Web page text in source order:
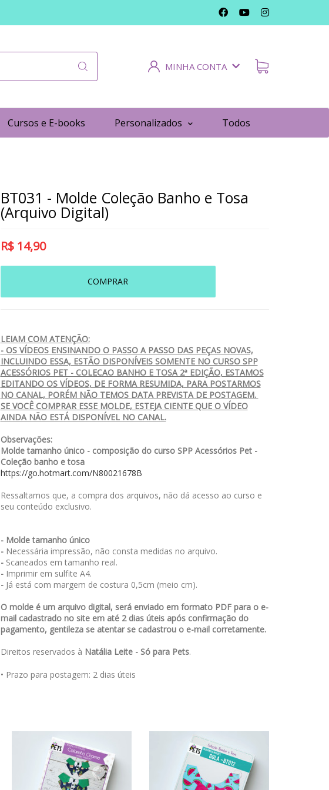
MINHA CONTA
Cursos e E-books Personalizados Todos
BT031 - Molde Coleção Banho e Tosa
(Arquivo Digital)
R$ 14,90
COMPRAR
LEIAM COM ATENÇÃO:
- OS VÍDEOS ENSINANDO O PASSO A PASSO DAS PEÇAS NOVAS,
INCLUINDO ESSA, ESTÃO DISPONÍVEIS SOMENTE NO CURSO SPP
ACESSÓRIOS PET - COLECAO BANHO E TOSA 2ª EDIÇÃO, ESTAMOS
EDITANDO OS VÍDEOS, DE FORMA RESUMIDA, PARA POSTARMOS
NO CANAL, PORÉM NÃO TEMOS DATA PREVISTA DE POSTAGEM.
SE VOCÊ COMPRAR ESSE MOLDE, ESTEJA CIENTE QUE O VÍDEO
AINDA NÃO ESTÁ DISPONÍVEL NO CANAL.
Observações:
Molde tamanho único - composição do curso SPP Acessórios Pet -
Coleção banho e tosa
https://go.hotmart.com/N80021678B
Ressaltamos que, a compra dos arquivos, não dá acesso ao curso e
seu conteúdo exclusivo.
- Molde tamanho único
-Necessária impressão, não consta medidas no arquivo.
-Scaneados em tamanho real.
- Imprimir em sulfite A4.
- Já está com margem de costura 0,5cm (meio cm).
O molde é um arquivo digital, será enviado em formato PDF para o e-
mail cadastrado no site em até 2 dias úteis após confirmação do
pagamento, gentileza se atentar se cadastrou o e-mail corretamente.
Direitos reservados à Natália Leite - Só para Pets.
• Prazo para postagem: 2 dias úteis